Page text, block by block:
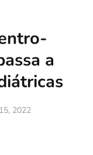
a
2022